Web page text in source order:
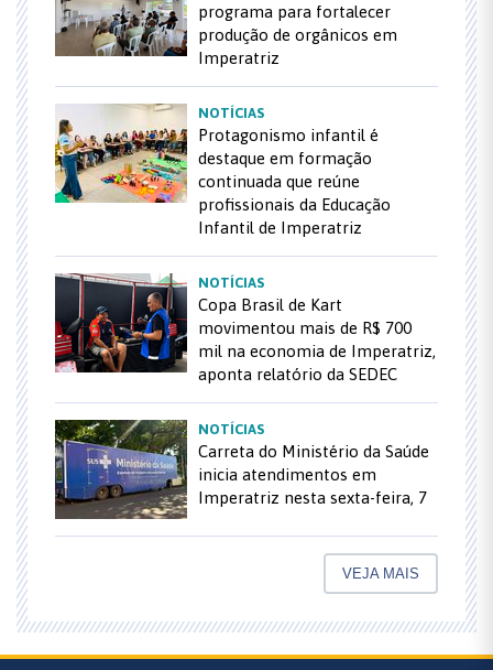
programa para fortalecer
produção de orgânicos em
Imperatriz
NOTÍCIAS
Protagonismo infantil é
destaque em formação
continuada que reúne
profissionais da Educação
Infantil de Imperatriz
NOTÍCIAS
Copa Brasil de Kart
movimentou mais de R$ 700
mil na economia de Imperatriz,
aponta relatório da SEDEC
NOTÍCIAS
Carreta do Ministério da Saúde
inicia atendimentos em
Imperatriz nesta sexta-feira, 7
VEJA MAIS